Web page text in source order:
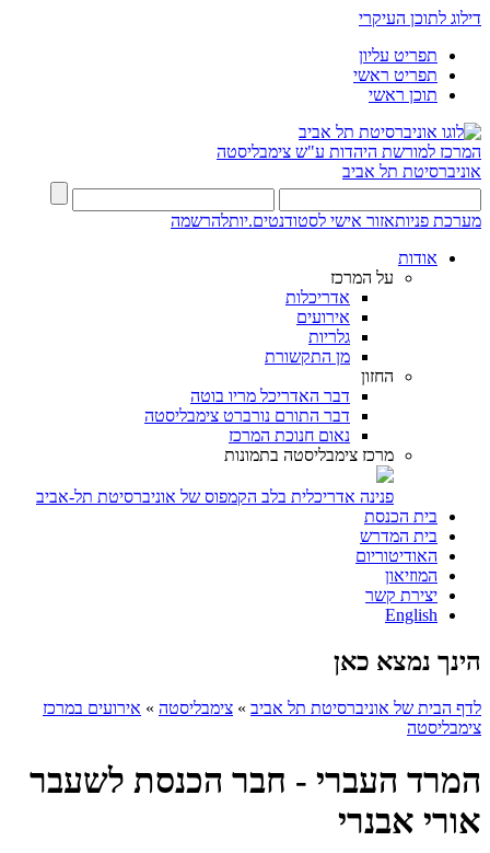
דילוג לתוכן העיקרי
תפריט עליון
תפריט ראשי
תוכן ראשי
המרכז למורשת היהדות ע"ש צימבליסטה
אוניברסיטת תל אביב
מערכת פניותאזור אישי לסטודנטים.יותלהרשמה
אודות
על המרכז
אדריכלות
אירועים
גלריות
מן התקשורת
החזון
דבר האדריכל מריו בוטה
דבר התורם נורברט צימבליסטה
נאום חנוכת המרכז
מרכז צימבליסטה בתמונות
פנינה אדריכלית בלב הקמפוס של אוניברסיטת תל-אביב
בית הכנסת
בית המדרש
האודיטוריום
המוזיאון
יצירת קשר
English
הינך נמצא כאן
לדף הבית של אוניברסיטת תל אביב » צימבליסטה » אירועים במרכז
צימבליסטה
המרד העברי - חבר הכנסת לשעבר
אורי אבנרי